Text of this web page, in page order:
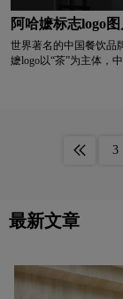
学院logo设计
洗发水logo设计
饮料logo设计
中国logo设计
画面平衡稳定。 简约，
理理念，线条简洁明快
名度，易于传播。
阿哈嬷标志logo
世界著名的中国餐饮品
嬷logo以“茶”为主体，
3
最新文章